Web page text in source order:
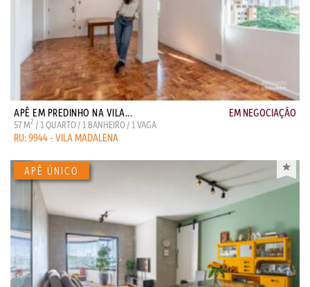
APÊ EM PREDINHO NA VILA... EM NEGOCIAÇÃO
57 M2 / 1 QUARTO / 1 BANHEIRO / 1 VAGA
RU: 9944 - VILA MADALENA